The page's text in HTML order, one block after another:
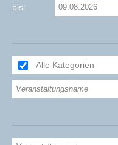
bis:
Alle Kategorien